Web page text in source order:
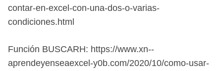
contar-en-excel-con-una-dos-o-varias-
condiciones.html
Función BUSCARH: https://www.xn--
aprendeyenseaexcel-y0b.com/2020/10/como-usar-